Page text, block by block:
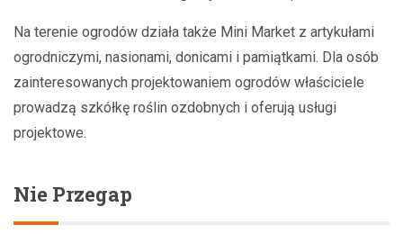
Na terenie ogrodów działa także Mini Market z artykułami
ogrodniczymi, nasionami, donicami i pamiątkami. Dla osób
zainteresowanych projektowaniem ogrodów właściciele
prowadzą szkółkę roślin ozdobnych i oferują usługi
projektowe.
Nie Przegap